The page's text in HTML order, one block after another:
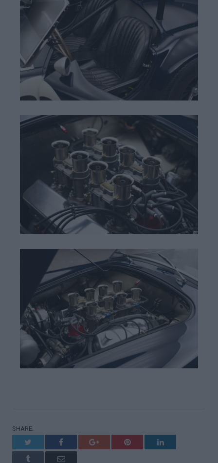
SHARE.
Facebook Google+ Pinterest LinkedIn
Tumblr Email